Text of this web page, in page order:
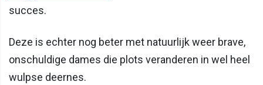
succes.
Deze is echter nog beter met natuurlijk weer brave,
onschuldige dames die plots veranderen in wel heel
wulpse deernes.